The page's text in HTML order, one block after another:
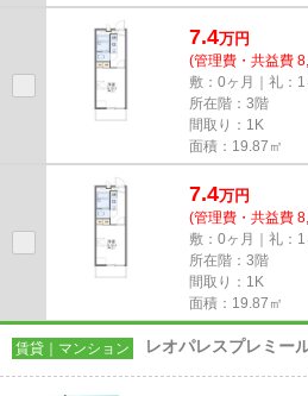
7.4万円
(管理費・共益費
敷：0ヶ月｜礼：1
所在階：3階
間取り：1K
面積：19.87㎡
7.4万円
(管理費・共益費
敷：0ヶ月｜礼：1
所在階：3階
間取り：1K
面積：19.87㎡
賃貸｜マンション レオパレスプレミー